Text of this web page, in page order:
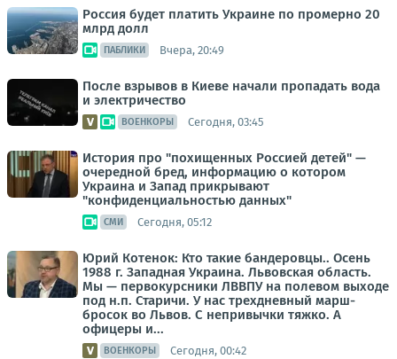
Россия будет платить Украине по промерно 20
млрд долл
ПАБЛИКИ Вчера, 20:49
После взрывов в Киеве начали пропадать вода
и электричество
ВОЕНКОРЫ Сегодня, 03:45
История про "похищенных Россией детей" —
очередной бред, информацию о котором
Украина и Запад прикрывают
"конфиденциальностью данных"
СМИ Сегодня, 05:12
Юрий Котенок: Кто такие бандеровцы.. Осень
1988 г. Западная Украина. Львовская область.
Мы — первокурсники ЛВВПУ на полевом выходе
под н.п. Старичи. У нас трехдневный марш-
бросок во Львов. С непривычки тяжко. А
офицеры и...
ВОЕНКОРЫ Сегодня, 00:42